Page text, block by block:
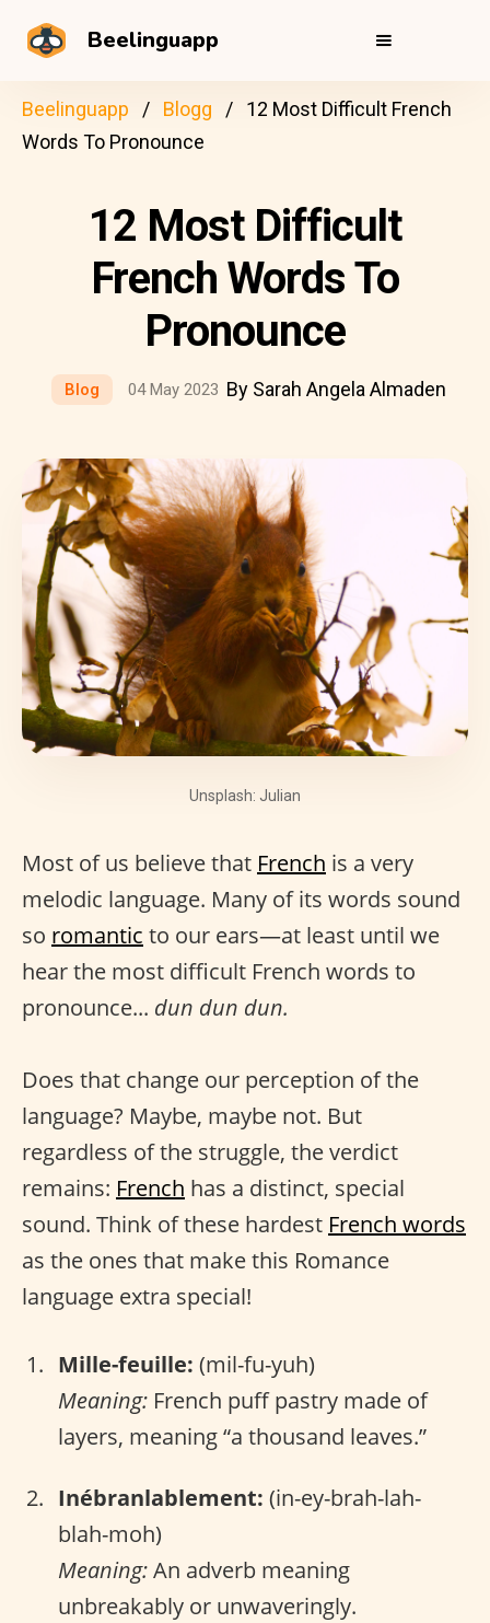
Beelinguapp
Beelinguapp Blogg
12 Most Difficult French
Words To Pronounce
12 Most Difficult
French Words To
Pronounce
Blog 04 May 2023 By Sarah Angela Almaden
Unsplash: Julian
Most of us believe that French is a very
melodic language. Many of its words sound
so romantic to our ears—at least until we
hear the most difficult French words to
pronounce... dun dun dun.
Does that change our perception of the
language? Maybe, maybe not. But
regardless of the struggle, the verdict
remains: French has a distinct, special
sound. Think of these hardest French words
as the ones that make this Romance
language extra special!
Mille-feuille: (mil-fu-yuh)
Meaning: French puff pastry made of
layers, meaning “a thousand leaves.”
Inébranlablement: (in-ey-brah-lah-
blah-moh)
Meaning:An adverb meaning
unbreakably or unwaveringly.